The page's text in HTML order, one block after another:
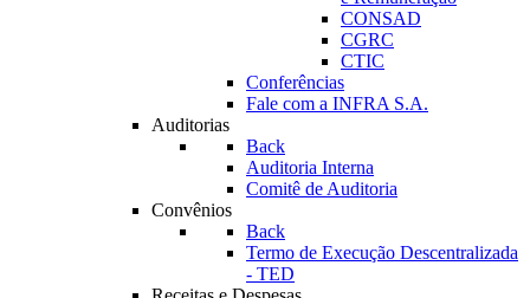
CONSAD
CGRC
CTIC
Conferências
Fale com a INFRA S.A.
Auditorias
Back
Auditoria Interna
Comitê de Auditoria
Convênios
Back
Termo de Execução Descentralizada
- TED